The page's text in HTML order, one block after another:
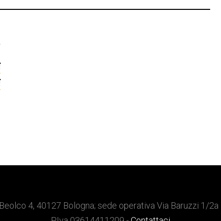
4, 40127 Bologna; sede operativa Via Baruzzi 1/